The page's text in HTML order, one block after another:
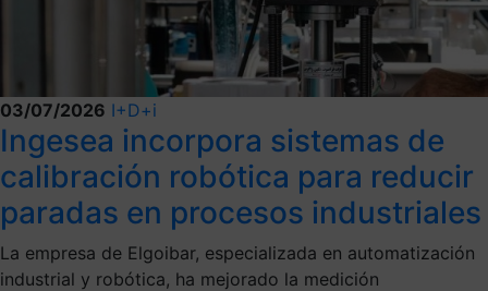
03/07/2026 I+D+i
Ingesea incorpora sistemas de
calibración robótica para reducir
paradas en procesos industriales
La empresa de Elgoibar, especializada en automatización
industrial y robótica, ha mejorado la medición